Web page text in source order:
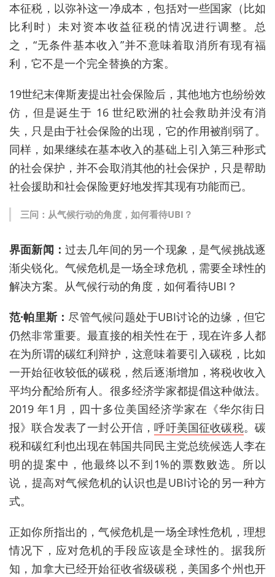
本征税，以弥补这一净成本，包括对一些国家（比如
比利时）未对资本收益征税的情况进行调整。总
之，“无条件基本收入 ”并不意味着取消所有现有福
利，它不是一个完全替换的方案。
19世纪末俾斯麦提出社会保险后，其他地方也纷纷效
仿，但是诞生于 16世纪欧洲的社会救助并没有消
失，只是由于社会保险的出现，它的作用被削弱了。
同样，如果继续在基本收入的基础上引入第三种形式
的社会保护，并不会取消其他的社会保护，只是帮助
社会援助和社会保险更好地发挥其现有功能而已。
三问：从气候行动的角度，如何看待UBI ？
界面新闻： 过去几年间的另一个现象，是气候挑战逐
渐尖锐化。气候危机是一场全球危机，需要全球性的
解决方案。从气候行动的角度，如何看待UBI ？
范·帕里斯： 尽管气候问题处于UBI讨论的边缘，但它
仍然非常重要。最直接的相关性在于，现在许多人都
在为所谓的碳红利辩护，这意味着要引入碳税，比如
一开始征收较低的碳税，然后逐渐增加，将税收收入
平均分配给所有人。很多经济学家都提倡这种做法。
2019 年1 月，四十多位美国经济学家在《华尔街日
报》联合发表了一封公开信，呼吁美国征收碳税。碳
税和碳红利也出现在韩国共同民主党总统候选人李在
明的提案中，他最终以不到 1%的票数败选。所以
说，提高对气候危机的认识也是UBI讨论的另一种方
式。
正如你所指出的，气候危机是一场全球性危机，理想
情况下，应对危机的手段应该是全球性的。据我所
知，加拿大已经开始征收省级碳税，美国多个州也开